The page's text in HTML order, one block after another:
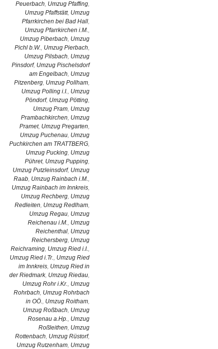
Peuerbach, Umzug Pfaffing,
Umzug Pfaffstätt, Umzug
Pfarrkirchen bei Bad Hall,
Umzug Pfarrkirchen i.M.,
Umzug Piberbach, Umzug
Pichl b.W., Umzug Pierbach,
Umzug Pilsbach, Umzug
Pinsdorf, Umzug Pischelsdorf
am Engelbach, Umzug
Pitzenberg, Umzug Pollham,
Umzug Polling i.I., Umzug
Pöndorf, Umzug Pötting,
Umzug Pram, Umzug
Prambachkirchen, Umzug
Pramet, Umzug Pregarten,
Umzug Puchenau, Umzug
Puchkirchen am TRATTBERG,
Umzug Pucking, Umzug
Pühret, Umzug Pupping,
Umzug Putzleinsdorf, Umzug
Raab, Umzug Rainbach i.M.,
Umzug Rainbach im Innkreis,
Umzug Rechberg, Umzug
Redleiten, Umzug Redlham,
Umzug Regau, Umzug
Reichenau i.M., Umzug
Reichenthal, Umzug
Reichersberg, Umzug
Reichraming, Umzug Ried i.I.,
Umzug Ried i.Tr., Umzug Ried
im Innkreis, Umzug Ried in
der Riedmark, Umzug Riedau,
Umzug Rohr i.Kr., Umzug
Rohrbach, Umzug Rohrbach
in OÖ., Umzug Roitham,
Umzug Roßbach, Umzug
Rosenau a.Hp., Umzug
Roßleithen, Umzug
Rottenbach, Umzug Rüstorf,
Umzug Rutzenham, Umzug